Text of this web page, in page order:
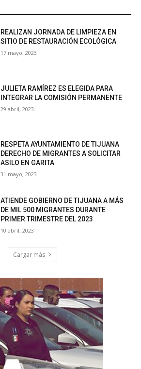
REALIZAN JORNADA DE LIMPIEZA EN
SITIO DE RESTAURACIÓN ECOLÓGICA
17 mayo, 2023
JULIETA RAMÍREZ ES ELEGIDA PARA
INTEGRAR LA COMISIÓN PERMANENTE
29 abril, 2023
RESPETA AYUNTAMIENTO DE TIJUANA
DERECHO DE MIGRANTES A SOLICITAR
ASILO EN GARITA
31 mayo, 2023
ATIENDE GOBIERNO DE TIJUANA A MÁS
DE MIL 500 MIGRANTES DURANTE
PRIMER TRIMESTRE DEL 2023
10 abril, 2023
Cargar más